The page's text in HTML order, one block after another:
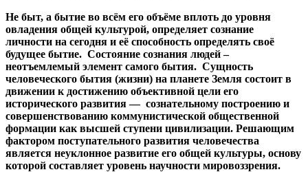
Не быт, а бытие во всём его объёме вплоть до уровня
овладения общей культурой, определяет сознание
личности на сегодня и её способность определять своё
будущее бытие. Состояние сознания людей –
неотъемлемый элемент самого бытия. Сущность
человеческого бытия (жизни) на планете Земля состоит в
движении к достижению объективной цели его
исторического развития — сознательному построению и
совершенствованию коммунистической общественной
формации как высшей ступени цивилизации. Решающим
фактором поступательного развития человечества
является неуклонное развитие его общей культуры, основу
которой составляет уровень научности мировоззрения.